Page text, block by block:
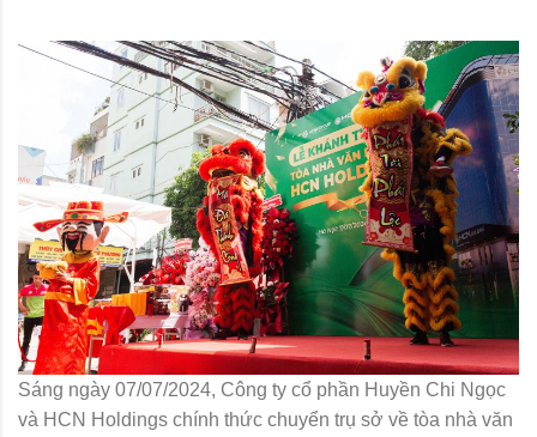
Sáng ngày 07/07/2024, Công ty cổ phần Huyền Chi Ngọc
và HCN Holdings chính thức chuyển trụ sở về tòa nhà văn